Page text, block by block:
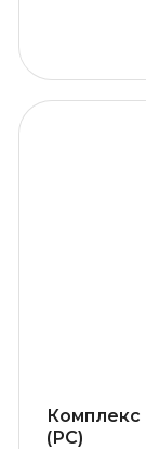
Комплекс
(РС)